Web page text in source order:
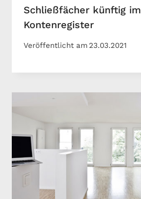
Schließfächer künftig im
Kontenregister
Veröffentlicht am 23.03.2021